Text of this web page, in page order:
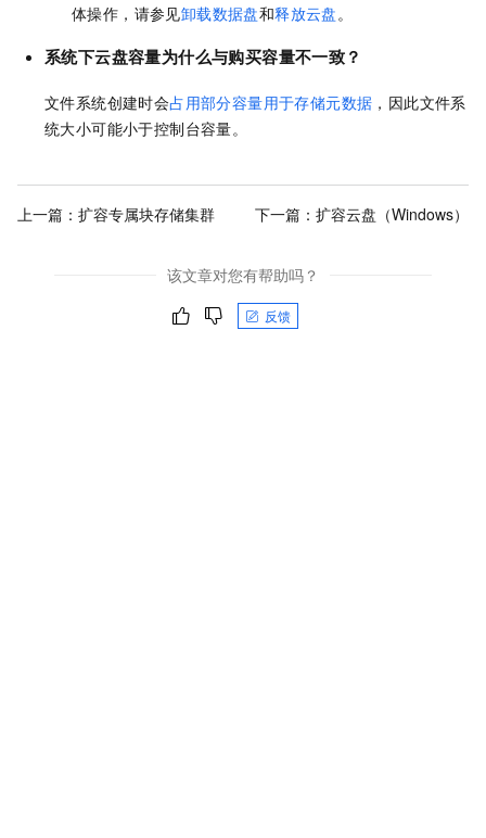
体操作，请参见卸载数据盘和释放云盘。
系统下云盘容量为什么与购买容量不一致？
文件系统创建时会占用部分容量用于存储元数据 ，因此文件系
统大小可能小于控制台容量。
上一篇： 扩容专属块存储集群 下一篇： 扩容云盘（Windows）
该文章对您有帮助吗？
反馈